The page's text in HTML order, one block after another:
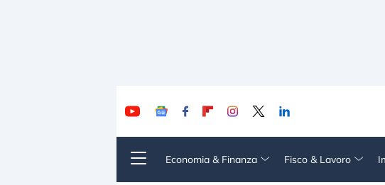
Economia & Finanza Fisco & Lavoro